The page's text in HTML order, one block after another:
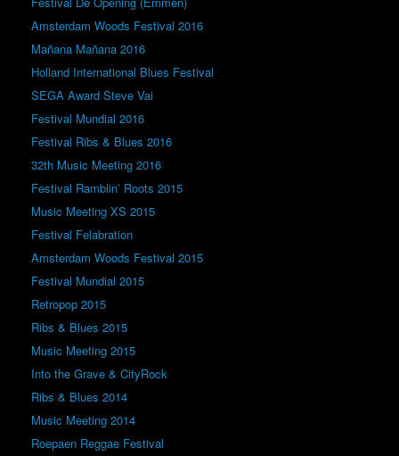
Amsterdam Woods Festival 2016
Mañana Mañana 2016
Holland International Blues Festival
SEGA Award Steve Vai
Festival Mundial 2016
Festival Ribs & Blues 2016
32th Music Meeting 2016
Festival Ramblin’ Roots 2015
Music Meeting XS 2015
Festival Felabration
Amsterdam Woods Festival 2015
Festival Mundial 2015
Retropop 2015
Ribs & Blues 2015
Music Meeting 2015
Into the Grave & CityRock
Ribs & Blues 2014
Music Meeting 2014
Roepaen Reggae Festival